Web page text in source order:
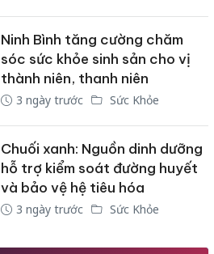
Ninh Bình tăng cường chăm
sóc sức khỏe sinh sản cho vị
thành niên, thanh niên
3 ngày trước Sức Khỏe
Chuối xanh: Nguồn dinh dưỡng
hỗ trợ kiểm soát đường huyết
và bảo vệ hệ tiêu hóa
3 ngày trước Sức Khỏe